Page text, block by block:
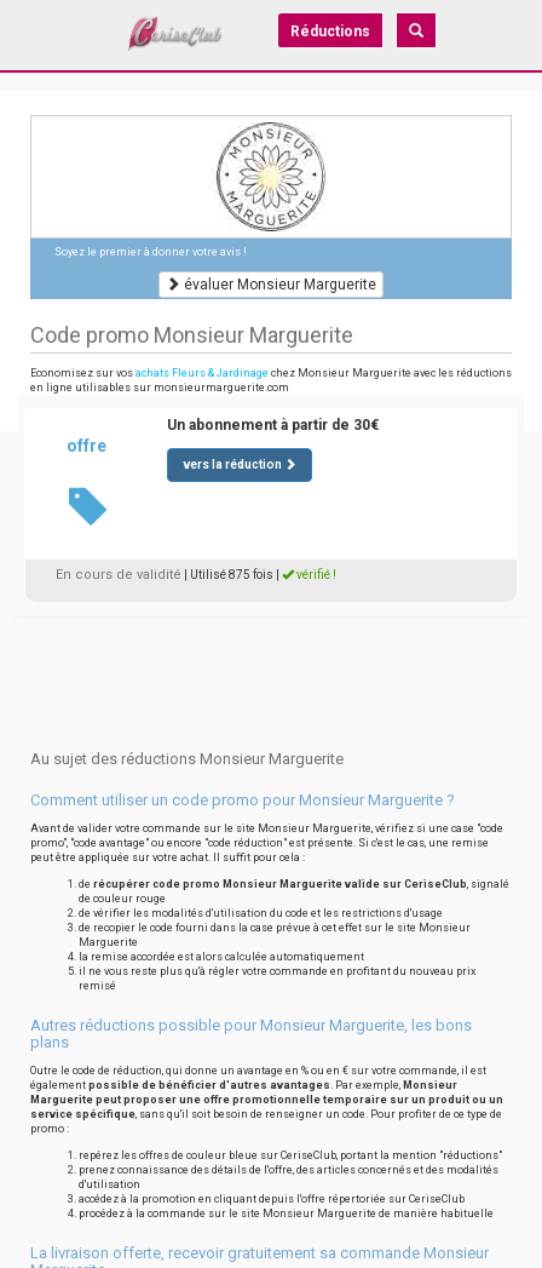
Réductions
Soyez le premier à donner votre avis !
évaluer Monsieur Marguerite
Code promo Monsieur Marguerite
Economisez sur vos achats Fleurs & Jardinage chez Monsieur Marguerite avec les réductions
en ligne utilisables sur monsieurmarguerite.com
offre
Un abonnement à partir de 30€
vers la réduction
En cours de validité | Utilisé 875 fois vérifié !
Au sujet des réductions Monsieur Marguerite
Comment utiliser un code promo pour Monsieur Marguerite ?
Avant de valider votre commande sur le site Monsieur Marguerite, vérifiez si une case "code
promo", "code avantage" ou encore "code réduction" est présente. Si c'est le cas, une remise
peut être appliquée sur votre achat. Il suffit pour cela :
de récupérer code promo Monsieur Marguerite valide sur CeriseClub, signalé
de couleur rouge
de vérifier les modalités d'utilisation du code et les restrictions d'usage
de recopier le code fourni dans la case prévue à cet effet sur le site Monsieur
Marguerite
la remise accordée est alors calculée automatiquement
il ne vous reste plus qu'à régler votre commande en profitant du nouveau prix
remisé
Autres réductions possible pour Monsieur Marguerite, les bons
plans
Outre le code de réduction, qui donne un avantage en % ou en € sur votre commande, il est
également possible de bénéficier d'autres avantages. Par exemple, Monsieur
Marguerite peut proposer une offre promotionnelle temporaire sur un produit ou un
service spécifique, sans qu'il soit besoin de renseigner un code. Pour profiter de ce type de
promo :
repérez les offres de couleur bleue sur CeriseClub, portant la mention "réductions"
prenez connaissance des détails de l'offre, des articles concernés et des modalités
d'utilisation
accédez à la promotion en cliquant depuis l'offre répertoriée sur CeriseClub
procédez à la commande sur le site Monsieur Marguerite de manière habituelle
La livraison offerte, recevoir gratuitement sa commande Monsieur